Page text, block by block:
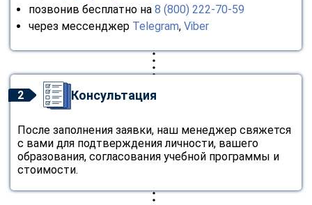
позвонив бесплатно на 8 (800) 222-70-59
через мессенджер Telegram, Viber
2 Консультация
После заполнения заявки, наш менеджер свяжется
с вами для подтверждения личности, вашего
образования, согласования учебной программы и
стоимости.